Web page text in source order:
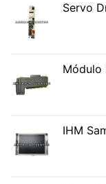
Servo
Módulo
IHM